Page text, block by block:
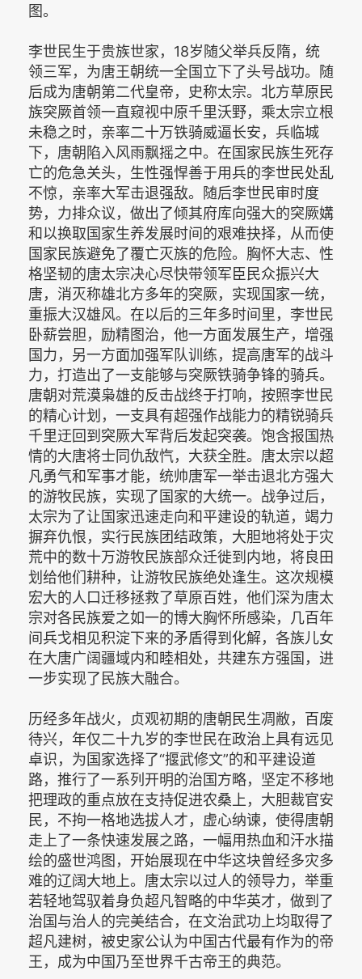
图。
李世民生于贵族世家，18岁随父举兵反隋，统
领三军，为唐王朝统一全国立下了头号战功。随
后成为唐朝第二代皇帝，史称太宗。北方草原民
族突厥首领一直窥视中原千里沃野，乘太宗立根
未稳之时，亲率二十万铁骑威逼长安，兵临城
下，唐朝陷入风雨飘摇之中。在国家民族生死存
亡的危急关头，生性强悍善于用兵的李世民处乱
不惊，亲率大军击退强敌。随后李世民审时度
势，力排众议，做出了倾其府库向强大的突厥媾
和以换取国家生养发展时间的艰难抉择，从而使
国家民族避免了覆亡灭族的危险。胸怀大志、性
格坚韧的唐太宗决心尽快带领军臣民众振兴大
唐，消灭称雄北方多年的突厥，实现国家一统，
重振大汉雄风。在以后的三年多时间里，李世民
卧薪尝胆，励精图治，他一方面发展生产，增强
国力，另一方面加强军队训练，提高唐军的战斗
力，打造出了一支能够与突厥铁骑争锋的骑兵。
唐朝对荒漠枭雄的反击战终于打响，按照李世民
的精心计划，一支具有超强作战能力的精锐骑兵
千里迂回到突厥大军背后发起突袭。饱含报国热
情的大唐将士同仇敌忾，大获全胜。唐太宗以超
凡勇气和军事才能，统帅唐军一举击退北方强大
的游牧民族，实现了国家的大统一。战争过后，
太宗为了让国家迅速走向和平建设的轨道，竭力
摒弃仇恨，实行民族团结政策，大胆地将处于灾
荒中的数十万游牧民族部众迁徙到内地，将良田
划给他们耕种，让游牧民族绝处逢生。这次规模
宏大的人口迁移拯救了草原百姓，他们深为唐太
宗对各民族爱之如一的博大胸怀所感染，几百年
间兵戈相见积淀下来的矛盾得到化解，各族儿女
在大唐广阔疆域内和睦相处，共建东方强国，进
一步实现了民族大融合。
历经多年战火，贞观初期的唐朝民生凋敝，百废
待兴，年仅二十九岁的李世民在政治上具有远见
卓识，为国家选择了“揠武修文”的和平建设道
路，推行了一系列开明的治国方略，坚定不移地
把理政的重点放在支持促进农桑上，大胆裁官安
民，不拘一格地选拔人才，虚心纳谏，使得唐朝
走上了一条快速发展之路，一幅用热血和汗水描
绘的盛世鸿图，开始展现在中华这块曾经多灾多
难的辽阔大地上。唐太宗以过人的领导力，举重
若轻地驾驭着身负超凡智略的中华英才，做到了
治国与治人的完美结合，在文治武功上均取得了
超凡建树，被史家公认为中国古代最有作为的帝
王，成为中国乃至世界千古帝王的典范。